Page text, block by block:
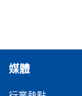
媒體